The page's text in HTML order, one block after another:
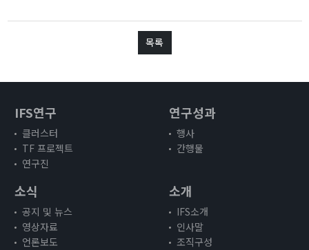
목록
명예원장(2021.12~2025.12)
후원안내
오시는 길
IFS연구
클러스터
TF 프로젝트
연구진
연구성과
행사
간행물
소식
공지 및 뉴스
영상자료
언론보도
소개
IFS소개
인사말
조직구성